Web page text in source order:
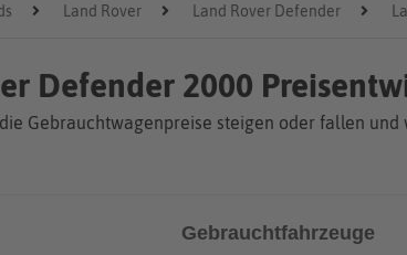
Land Rover Land Rover Defender
Defender 2000
Gebrauchtwagenpreise steigen oder fallen
Gebrauchtfahrzeuge